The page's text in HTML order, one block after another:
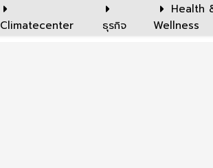
Climatecenter ธุรกิจ
Health
Wellness